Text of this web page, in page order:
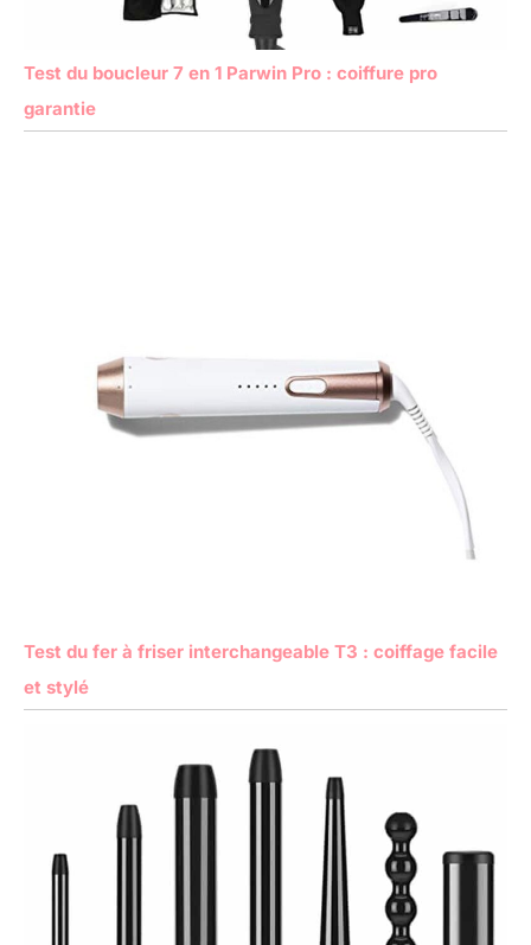
Test du boucleur 7 en 1 Parwin Pro : coiffure pro
garantie
Test du fer à friser interchangeable T3 : coiffage facile
et stylé